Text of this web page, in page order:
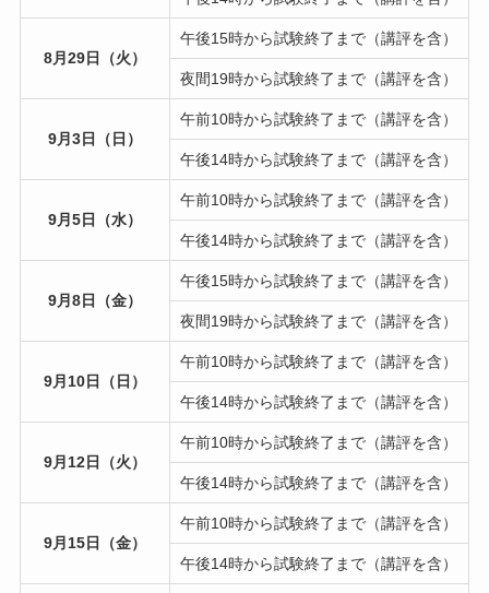
8月29日（火）
午後15時から試験終了まで（講評を含）
夜間19時から試験終了まで（講評を含）
9月3日（日）
午前10時から試験終了まで（講評を含）
午後14時から試験終了まで（講評を含）
9月5日（水）
午前10時から試験終了まで（講評を含）
午後14時から試験終了まで（講評を含）
9月8日（金）
午後15時から試験終了まで（講評を含）
夜間19時から試験終了まで（講評を含）
9月10日（日）
午前10時から試験終了まで（講評を含）
午後14時から試験終了まで（講評を含）
9月12日（火）
午前10時から試験終了まで（講評を含）
午後14時から試験終了まで（講評を含）
9月15日（金）
午前10時から試験終了まで（講評を含）
午後14時から試験終了まで（講評を含）